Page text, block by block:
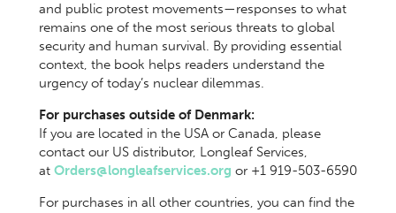
and public protest movements—responses to what
remains one of the most serious threats to global
security and human survival. By providing essential
context, the book helps readers understand the
urgency of today’s nuclear dilemmas.
For purchases outside of Denmark:
If you are located in the USA or Canada, please
contact our US distributor, Longleaf Services,
at Orders@longleafservices.org or +1 919-503-6590
For purchases in all other countries, you can find the